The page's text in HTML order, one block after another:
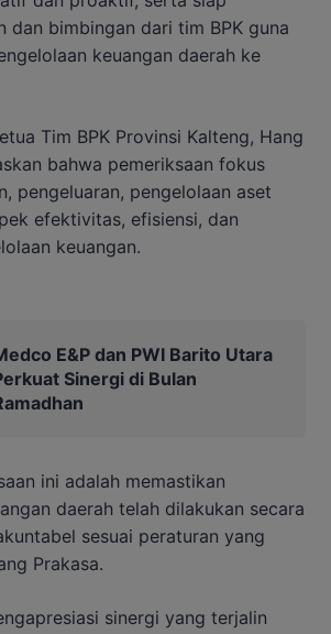
dan bimbingan dari tim BPK guna
keuangan daerah ke
Tim BPK Provinsi Kalteng, Hang
bahwa pemeriksaan fokus
pengeluaran, pengelolaan aset
efektivitas, efisiensi, dan
keuangan.
E&P dan PWI Barito Utara
Sinergi di Bulan
ini adalah memastikan
daerah telah dilakukan secara
sesuai peraturan yang
Prakasa.
sinergi yang terjalin